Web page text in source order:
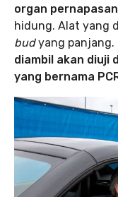
organ pernapasan
hidung. Alat yang
budyang panjang.
diambil akan diuji
yang bernama